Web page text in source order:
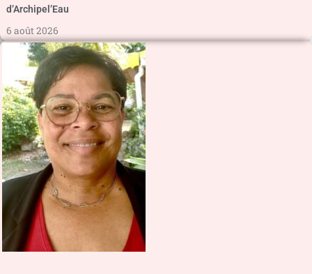
d’Archipel’Eau
6 août 2026